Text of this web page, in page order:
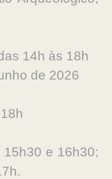
14h às 18h
de 2026
e 16h30;